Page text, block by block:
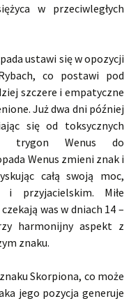
w przeciwległych
ustawi się w opozycji
co postawi pod
szczere i empatyczne
Już dwa dni później
się od toksycznych
trygon Wenus do
Wenus zmieni znak i
całą swoją moc,
i przyjacielskim. Miłe
was w dniach 14 –
harmonijny aspekt z
znaku.
Skorpiona, co może
jego pozycja generuje